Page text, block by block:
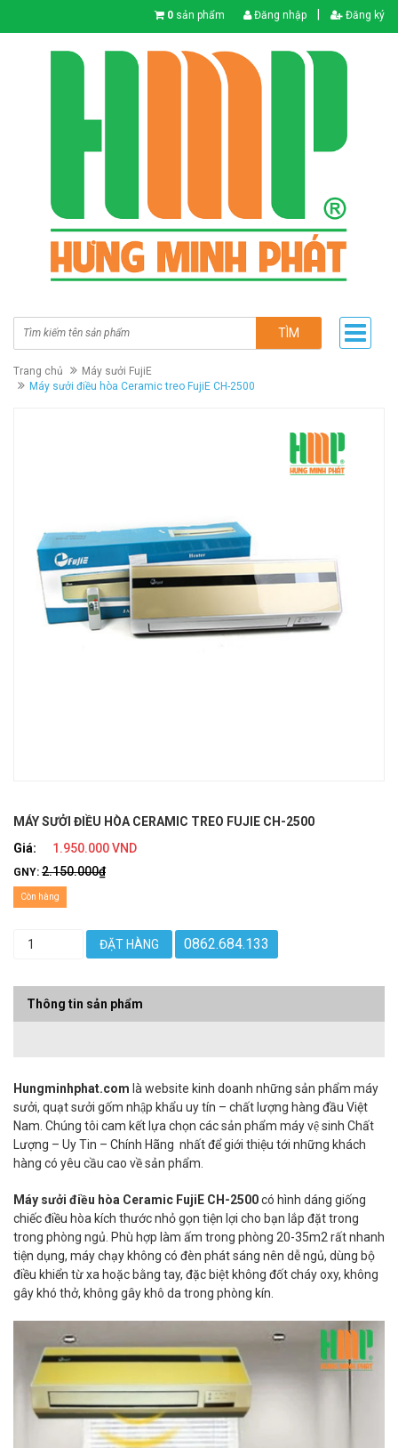
0 sản phẩm Đăng nhập Đăng ký
TÌM
Trang chủ
Máy sưởi FujiE
Máy sưởi điều hòa Ceramic treo FujiE CH-2500
MÁY SƯỞI ĐIỀU HÒA CERAMIC TREO FUJIE CH-2500
Giá:
1.950.000 VND
GNY: 2.150.000₫
Còn hàng
ĐẶT HÀNG 0862.684.133
Thông tin sản phẩm
Hungminhphat.com là website kinh doanh những sản phẩm máy
sưởi, quạt sưởi gốm nhập khẩu uy tín – chất lượng hàng đầu Việt
Nam. Chúng tôi cam kết lựa chọn các sản phẩm máy vệ sinh Chất
Lượng – Uy Tin – Chính Hãng nhất để giới thiệu tới những khách
hàng có yêu cầu cao về sản phẩm.
Máy sưởi điều hòa Ceramic FujiE CH-2500có hình dáng giống
chiếc điều hòa kích thước nhỏ gọn tiện lợi cho bạn lắp đặt trong
trong phòng ngủ. Phù hợp làm ấm trong phòng 20-35m2 rất nhanh
tiện dụng, máy chạy không có đèn phát sáng nên dễ ngủ, dùng bộ
điều khiển từ xa hoặc bằng tay, đặc biệt không đốt cháy oxy, không
gây khó thở, không gây khô da trong phòng kín.